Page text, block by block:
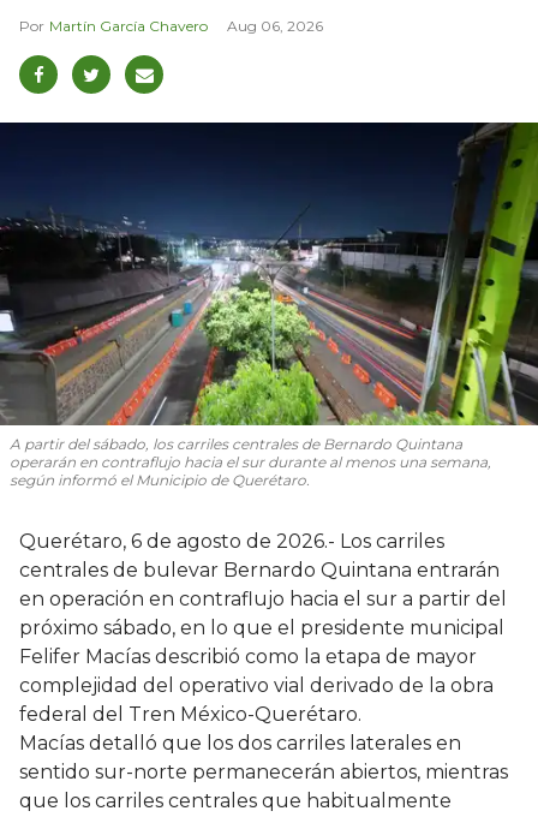
Martín García Chavero Aug 06, 2026
A partir del sábado, los carriles centrales de Bernardo Quintana
operarán en contraflujo hacia el sur durante al menos una semana,
según informó el Municipio de Querétaro.
Querétaro, 6 de agosto de 2026.- Los carriles
centrales de bulevar Bernardo Quintana entrarán
en operación en contraflujo hacia el sur a partir del
próximo sábado, en lo que el presidente municipal
Felifer Macías describió como la etapa de mayor
complejidad del operativo vial derivado de la obra
federal del Tren México-Querétaro.
Macías detalló que los dos carriles laterales en
sentido sur-norte permanecerán abiertos, mientras
que los carriles centrales que habitualmente